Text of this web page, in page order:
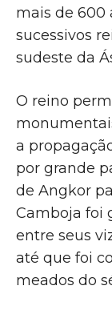
mais de 600
sucessivos
sudeste da
O reino
a
por grande
de Angkor
Camboja foi
entre seus
até que foi
meados do